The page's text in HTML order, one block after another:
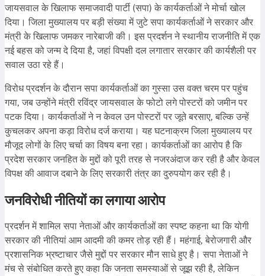
जायसवाल के खिलाफ समाजवादी पार्टी (सपा) के कार्यकर्ताओं ने मोर्चा खोल
दिया। जिला मुख्यालय पर बड़ी संख्या में जुटे सपा कार्यकर्ताओं ने सरकार और
मंत्री के खिलाफ जमकर नारेबाजी की। इस प्रदर्शन ने स्थानीय राजनीति में एक
नई बहस को जन्म दे दिया है, जहां विपक्षी दल लगातार सरकार की कार्यशैली पर
सवाल उठा रहे हैं।
विरोध प्रदर्शन के दौरान सपा कार्यकर्ताओं का गुस्सा उस वक्त चरम पर पहुंच
गया, जब उन्होंने मंत्री रविंद्र जायसवाल के फोटो लगे पोस्टरों को जमीन पर
पटक दिया। कार्यकर्ताओं ने न केवल उन पोस्टरों पर जूते बरसाए, बल्कि उन्हें
कुचलकर अपना कड़ा विरोध दर्ज कराया। यह घटनाक्रम जिला मुख्यालय पर
मौजूद लोगों के लिए चर्चा का विषय बना रहा। कार्यकर्ताओं का आरोप है कि
प्रदेश सरकार जनहित के मुद्दों को पूरी तरह से नजरअंदाज कर रही है और केवल
विपक्ष की आवाज दबाने के लिए सरकारी तंत्र का दुरुपयोग कर रही है।
जनविरोधी नीतियों का लगाया आरोप
प्रदर्शन में शामिल सपा नेताओं और कार्यकर्ताओं का स्पष्ट कहना था कि योगी
सरकार की नीतियां आम आदमी की कमर तोड़ रही हैं। महंगाई, बेरोजगारी और
प्रशासनिक भ्रष्टाचार जैसे मुद्दों पर सरकार मौन साधे हुए है। सपा नेताओं ने
मंच से संबोधित करते हुए कहा कि जनता समस्याओं से जूझ रही है, लेकिन